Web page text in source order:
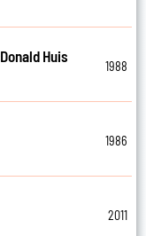
Huis
1988
1986
2011